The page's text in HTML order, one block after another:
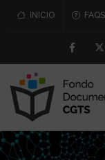
INICIO FAQS